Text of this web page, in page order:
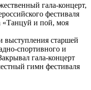
гала-концерт,
фестиваля
«Танцуй и пой, моя
выступления старшей
спортивного и
гала-концерт
гимн фестиваля